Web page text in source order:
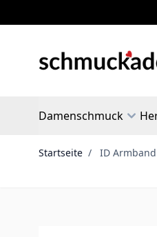
Damenschmuck
Startseite / ID